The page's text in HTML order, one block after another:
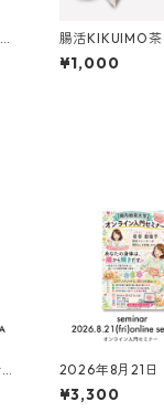
腸活KIKUIMO
芋）
¥1,000
2026年8月21
細菌大学オンラ
門セミナー申し
¥3,300